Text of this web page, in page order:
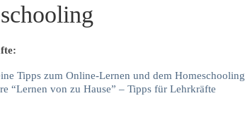
Tipps zum Online-Lernen und dem Homeschooling
“Lernen von zu Hause” – Tipps für Lehrkräfte